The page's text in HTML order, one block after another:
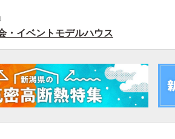
・イベント モデルハウス